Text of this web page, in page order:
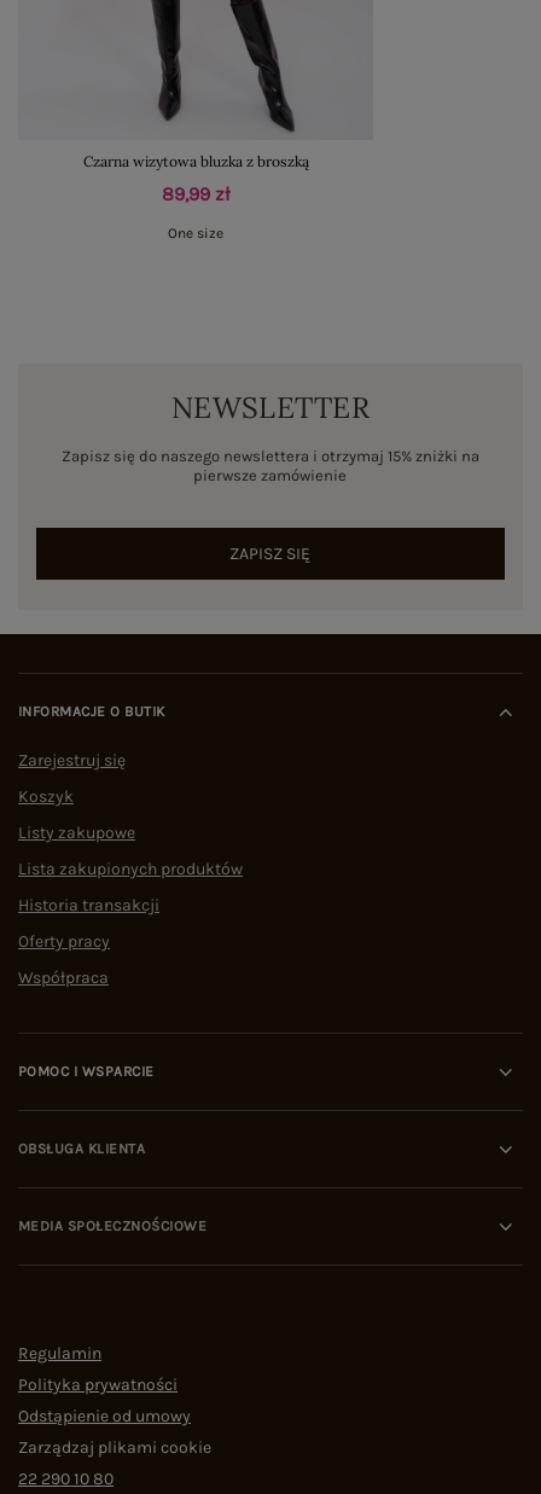
Czarna wizytowa bluzka z broszką
89,99 zł
One size
NEWSLETTER
Zapisz się do naszego newslettera i otrzymaj 15% zniżki na
pierwsze zamówienie
ZAPISZ SIĘ
INFORMACJE O BUTIK
Zarejestruj się
Koszyk
Listy zakupowe
Lista zakupionych produktów
Historia transakcji
Oferty pracy
Współpraca
POMOC I WSPARCIE
OBSŁUGA KLIENTA
MEDIA SPOŁECZNOŚCIOWE
Regulamin
Polityka prywatności
Odstąpienie od umowy
Zarządzaj plikami cookie
22 290 10 80